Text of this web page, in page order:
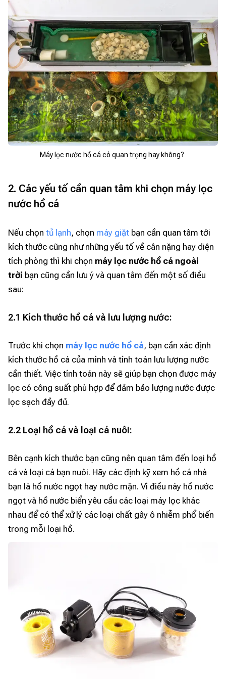
Máy lọc nước hồ cá có quan trọng hay không?
2. Các yếu tố cần quan tâm khi chọn máy lọc
nước hồ cá
Nếu chọn tủ lạnh, chọn máy giặt bạn cần quan tâm tới
kích thước cũng như những yếu tố về cân nặng hay diện
tích phòng thì khi chọn máy lọc nước hồ cá ngoài
trời bạn cũng cần lưu ý và quan tâm đến một số điều
sau:
2.1 Kích thước hồ cá và lưu lượng nước:
Trước khi chọn máy lọc nước hồ cá, bạn cần xác định
kích thước hồ cá của mình và tính toán lưu lượng nước
cần thiết. Việc tính toán này sẽ giúp bạn chọn được máy
lọc có công suất phù hợp để đảm bảo lượng nước được
lọc sạch đầy đủ.
2.2 Loại hồ cá và loại cá nuôi:
Bên cạnh kích thước bạn cũng nên quan tâm đến loại hồ
cá và loại cá bạn nuôi. Hãy các định kỹ xem hồ cá nhà
bạn là hồ nước ngọt hay nước mặn. Vì điều này hồ nước
ngọt và hồ nước biển yêu cầu các loại máy lọc khác
nhau để có thể xử lý các loại chất gây ô nhiễm phổ biến
trong mỗi loại hồ.